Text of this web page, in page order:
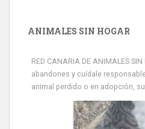
ANIMALES SIN HOGAR
RED CANARIA DE ANIMALES
abandones y cuídale
animal perdido o en adopción,